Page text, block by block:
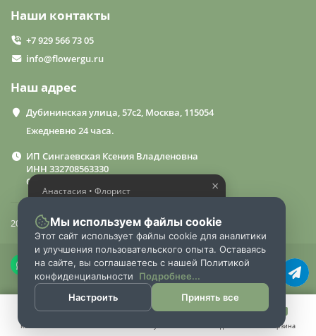
Наши контакты
+7 929 566 73 05
info@flowergu.ru
Наш адрес
Дубининская улица, 57с2, Москва, 115054
Ежедневно 24 часа.
ИП Сингаевская Ксения Владленовна
ИНН 332708563330
ОГРН 310332714600015
2024 «FlowerGuru»
×
Анастасия • Флорист
букет
Мы используем файлы cookie
Этот сайт использует файлы cookie для аналитики
и улучшения пользовательского опыта. Оставаясь
на сайте, вы соглашаетесь с нашей Политикой
конфиденциальности
Подробнее...
Настроить
Принять все
Каталог Корзина